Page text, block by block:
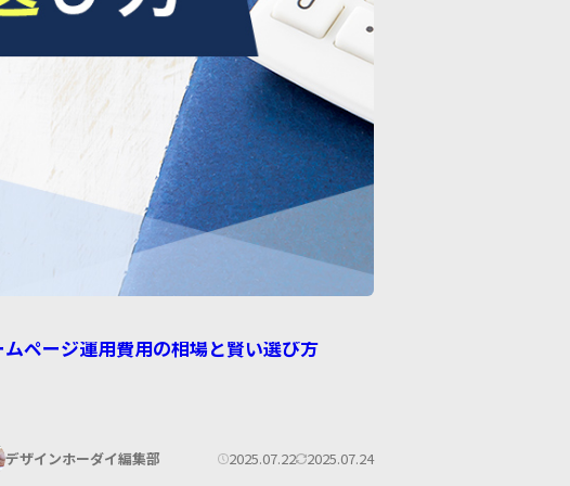
ムページ運用費用の相場と賢い選び方
デザインホーダイ編集部
公2025.07.22更2025.07.24